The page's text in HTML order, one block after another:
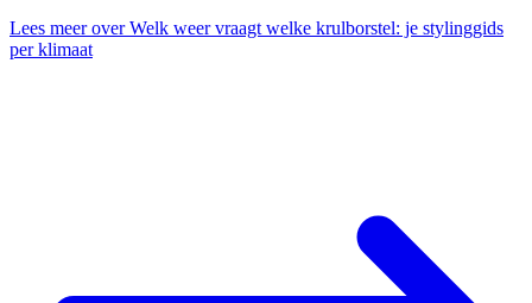
Lees meerover Welk weer vraagt welke krulborstel: je stylinggids
per klimaat